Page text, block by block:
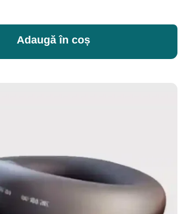
Adaugă în coș